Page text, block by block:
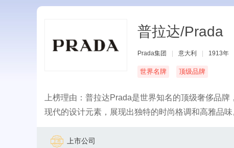
普拉达/Prada
Prada集团 意大利 1913年
世界名牌 顶级品牌
上榜理由：普拉达Prada是世界知名的顶级奢侈品
现代的设计元素，展现出独特的时尚格调和高雅品
上市公司